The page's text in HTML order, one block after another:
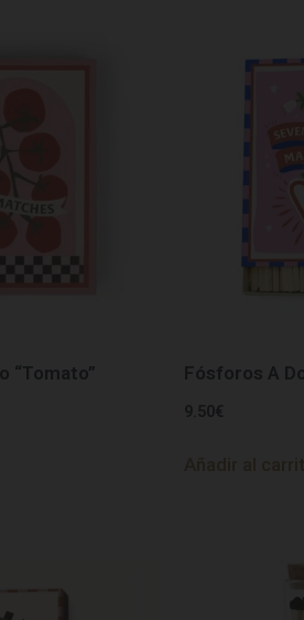
“Tomato” Fósforos A
9.50 €